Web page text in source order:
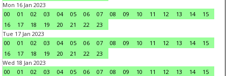
Mon 16 Jan 2023
00
01 02 03 04 05 06 07 08 09 10 11 12 13 14
15
16
17 18 19 20 21 22
23
Tue 17 Jan 2023
00
01 02 03 04 05 06 07 08 09 10 11 12 13 14
15
16
17 18 19 20 21 22
23
Wed 18 Jan 2023
00
01 02 03 04 05 06 07 08 09 10 11 12 13 14
15